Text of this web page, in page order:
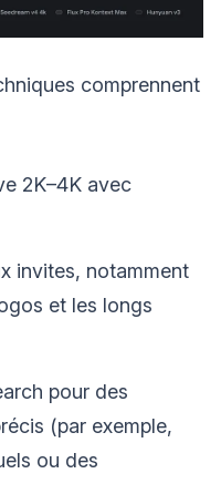
comprennent
2K–4K avec
invites, notamment
et les longs
pour des
(par exemple,
ou des